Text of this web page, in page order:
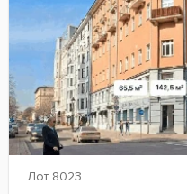
Лот 8023